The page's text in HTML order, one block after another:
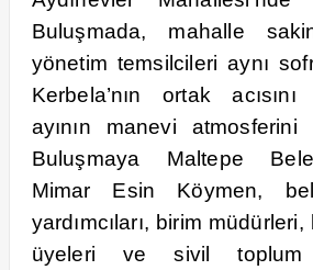
Buluşmada, mahalle
yönetim temsilcileri aynı
Kerbela’nın ortak
ayının manevi atmosferini
Buluşmaya Maltepe
Mimar Esin Köymen,
yardımcıları, birim
üyeleri ve sivil toplum